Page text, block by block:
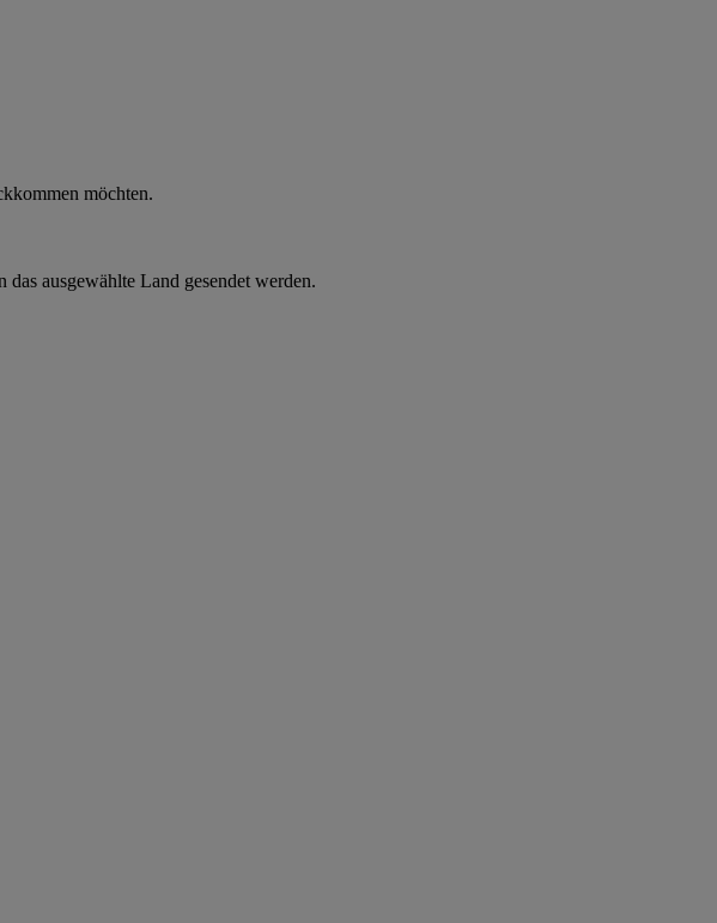
möchten.
ausgewählte Land gesendet werden.